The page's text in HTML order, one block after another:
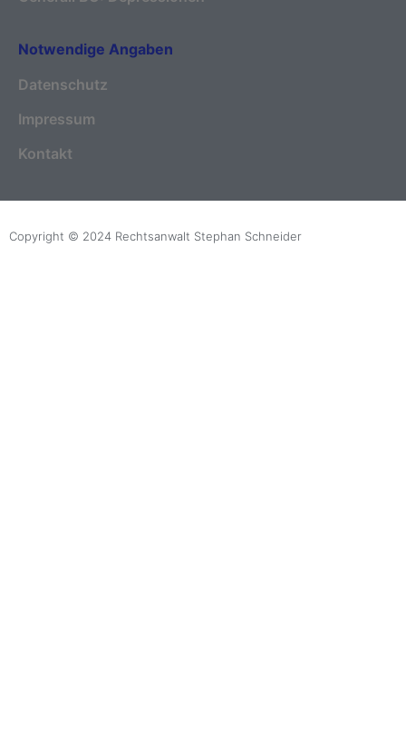
Notwendige Angaben
Datenschutz
Impressum
Kontakt
Copyright © 2024 Rechtsanwalt Stephan Schneider